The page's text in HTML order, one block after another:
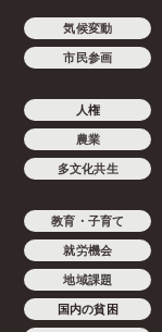
気候変動
市民参画
人権
農業
多文化共生
教育・子育て
就労機会
地域課題
国内の貧困